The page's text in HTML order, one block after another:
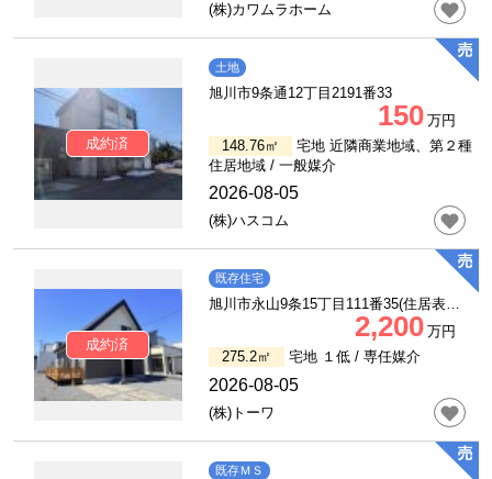
(株)カワムラホーム
成約済
土地
旭川市9条通12丁目2191番33
150 万円
148.76㎡
宅地 近隣商業地域、第２種
住居地域 / 一般媒介
2026-08-05
(株)ハスコム
成約済
既存住宅
旭川市永山9条15丁目111番35(住居表示:4
2,200 万円
275.2㎡
宅地 １低 / 専任媒介
2026-08-05
(株)トーワ
既存ＭＳ